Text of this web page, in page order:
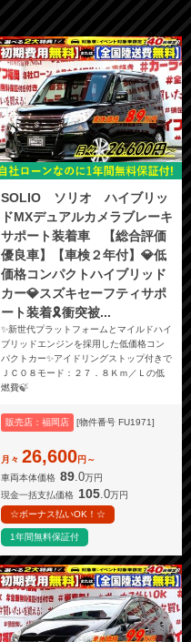
SOLIO ソリオ ハイブリッ
ドMXデュアルカメラブレーキ
サポート装着車 【総合評価
優良車】【車検２年付】💎低
価格コンパクトハイブリッド
カー💎スズキセーフティサポ
ート装着🎗️衝突被...
✨新世代プラットフォームとマイルドハイ
ブリッドエンジンを採用した低価格コン
パクトカー✨アイドリングストップ付きで
ＪＣ０８モード：２７．８Ｋｍ／Ｌの低
燃費🍃
販売店：福岡店 [物件番号 FU1971]
月々 26,600円～
車両本体価格 89.0万円
現金一括支払価格 105 .0万円
☆ボーナス払いOK！☆
1年間無料保証付